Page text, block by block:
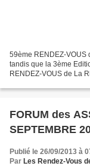
59ème RENDEZ-VOUS
tandis que la 3ème
RENDEZ-VOUS de La
FORUM des
SEPTEMBRE
Publié le 26/09/2013 à
Par Les Rendez-Vous